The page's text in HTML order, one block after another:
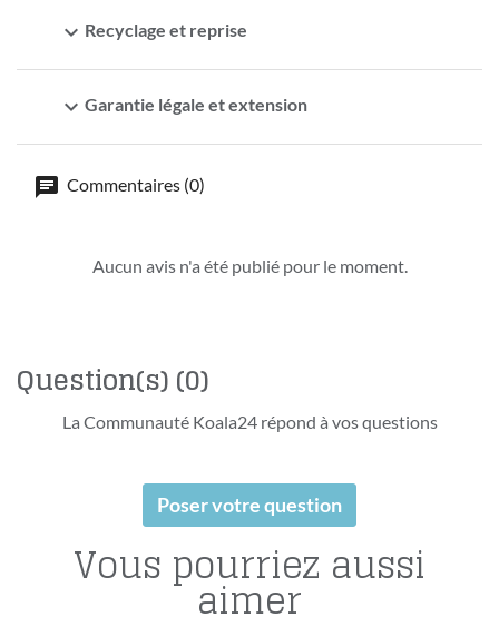
expand_more Recyclage et reprise
expand_more Garantie légale et extension
Commentaires (0)
Aucun avis n'a été publié pour le moment.
Question(s)(0)
La Communauté Koala24 répond à vos questions
Poser votre question
Vous pourriez aussi
aimer